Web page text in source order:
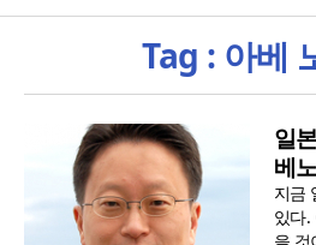
Tag : 아베
일
베
지금
있다.